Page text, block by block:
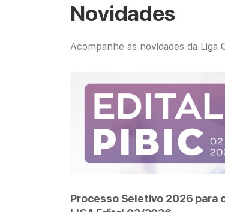
Novidades
Acompanhe as novidades da Liga
Processo Seletivo 2026 para